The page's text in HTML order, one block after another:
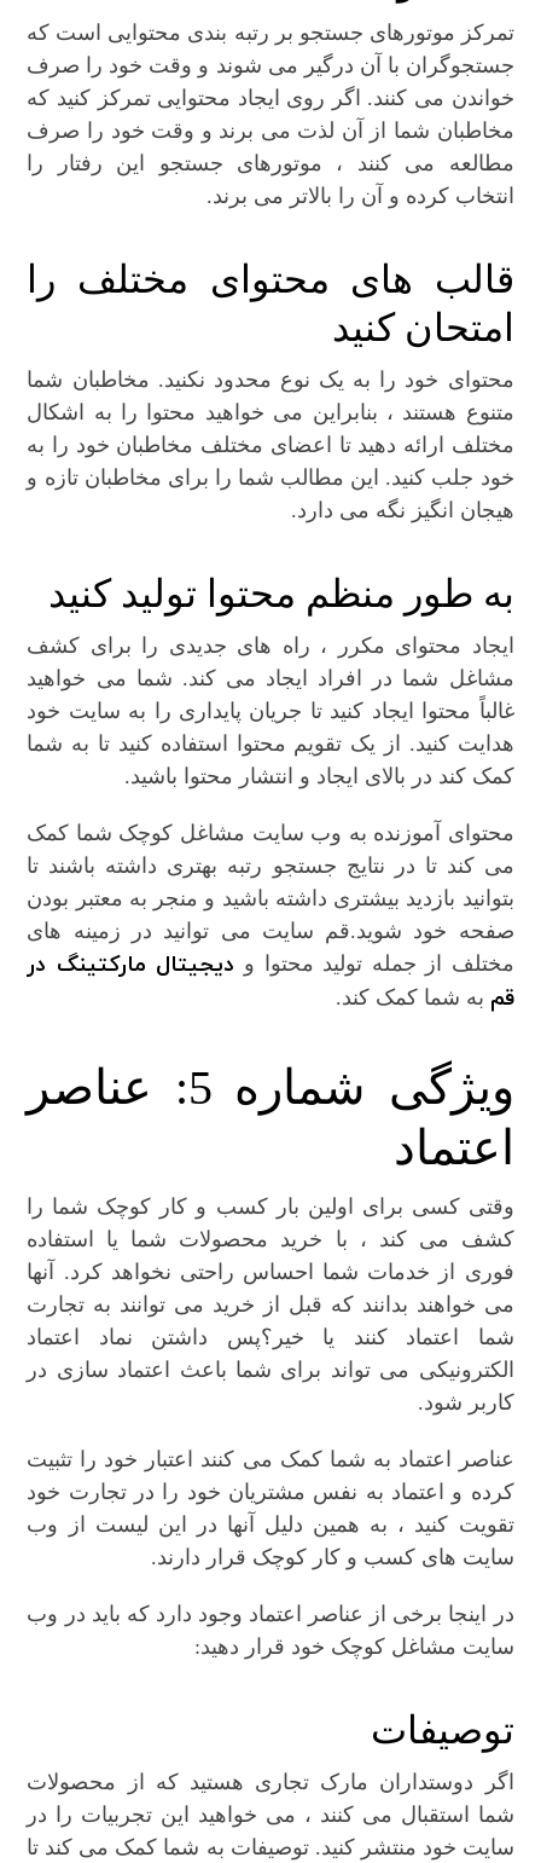
تمرکز موتورهای جستجو بر رتبه بندی محتوایی است که
جستجوگران با آن درگیر می شوند و وقت خود را صرف
خواندن می کنند. اگر روی ایجاد محتوایی تمرکز کنید که
مخاطبان شما از آن لذت می برند و وقت خود را صرف
مطالعه می کنند ، موتورهای جستجو این رفتار را
انتخاب کرده و آن را بالاتر می برند.
قالب های محتوای مختلف را
امتحان کنید
محتوای خود را به یک نوع محدود نکنید. مخاطبان شما
متنوع هستند ، بنابراین می خواهید محتوا را به اشکال
مختلف ارائه دهید تا اعضای مختلف مخاطبان خود را به
خود جلب کنید. این مطالب شما را برای مخاطبان تازه و
هیجان انگیز نگه می دارد.
به طور منظم محتوا تولید کنید
ایجاد محتوای مکرر ، راه های جدیدی را برای کشف
مشاغل شما در افراد ایجاد می کند. شما می خواهید
غالباً محتوا ایجاد کنید تا جریان پایداری را به سایت خود
هدایت کنید. از یک تقویم محتوا استفاده کنید تا به شما
کمک کند در بالای ایجاد و انتشار محتوا باشید.
محتوای آموزنده به وب سایت مشاغل کوچک شما کمک
می کند تا در نتایج جستجو رتبه بهتری داشته باشند تا
بتوانید بازدید بیشتری داشته باشید و منجر به معتبر بودن
صفحه خود شوید.قم سایت می توانید در زمینه های
مختلف از جمله تولید محتوا و دیجیتال مارکتینگ در
قم به شما کمک کند.
ویژگی شماره 5: عناصر
اعتماد
وقتی کسی برای اولین بار کسب و کار کوچک شما را
کشف می کند ، با خرید محصولات شما یا استفاده
فوری از خدمات شما احساس راحتی نخواهد کرد. آنها
می خواهند بدانند که قبل از خرید می توانند به تجارت
شما اعتماد کنند یا خیر؟پس داشتن نماد اعتماد
الکترونیکی می تواند برای شما باعث اعتماد سازی در
کاربر شود.
عناصر اعتماد به شما کمک می کنند اعتبار خود را تثبیت
کرده و اعتماد به نفس مشتریان خود را در تجارت خود
تقویت کنید ، به همین دلیل آنها در این لیست از وب
سایت های کسب و کار کوچک قرار دارند.
در اینجا برخی از عناصر اعتماد وجود دارد که باید در وب
سایت مشاغل کوچک خود قرار دهید:
توصیفات
اگر دوستداران مارک تجاری هستید که از محصولات
شما استقبال می کنند ، می خواهید این تجربیات را در
سایت خود منتشر کنید. توصیفات به شما کمک می کند تا